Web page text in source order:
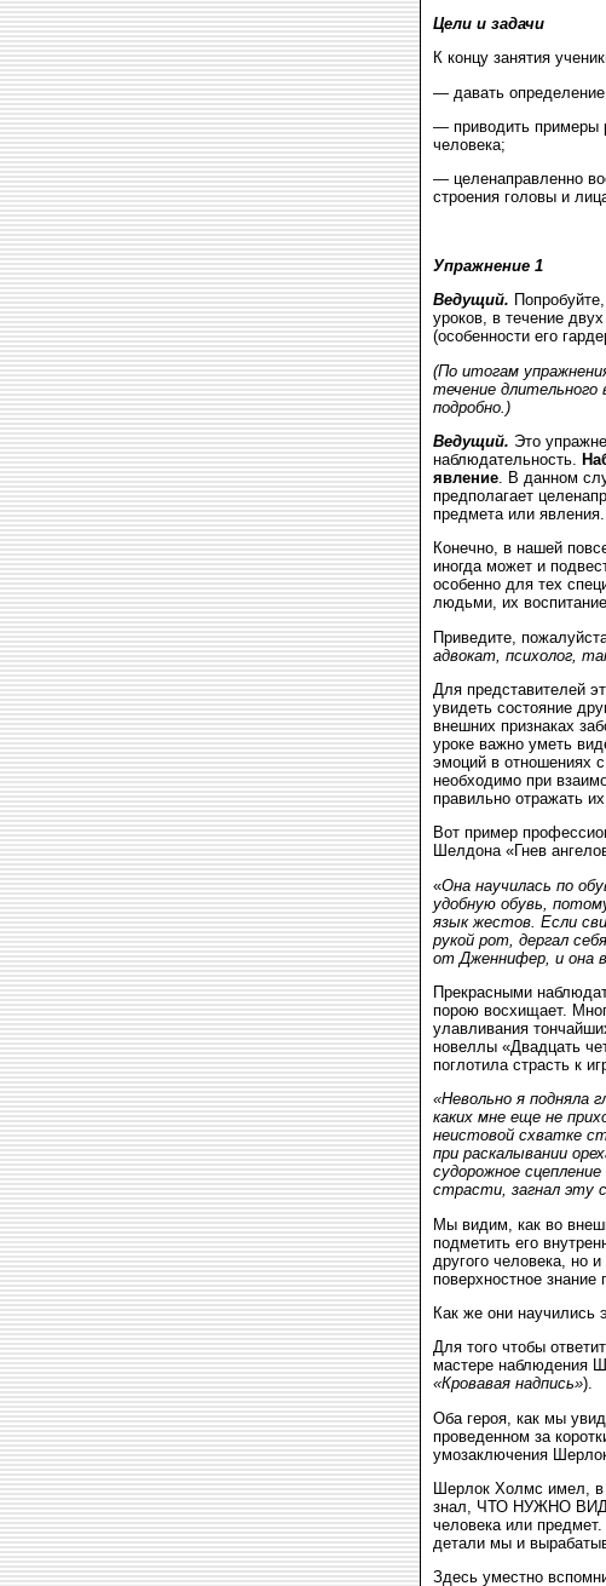
Цели и задачи
К концу занятия
— давать определение
— приводить примеры
человека;
— целенаправленно
строения головы и
Упражнение 1
Ведущий.
уроков, в течение
(особенности его
(По итогам
течение
подробно.)
Ведущий. Это
наблюдательность.
явление . В данном
предполагает
предмета или явления.
Конечно, в нашей
иногда может и
особенно для тех
людьми, их
Приведите,
адвокат, психолог,
Для представителей
увидеть состояние
внешних признаках
уроке важно уметь
эмоций в отношениях
необходимо при
правильно отражать
Вот пример
Шелдона «Гнев
«Она научилась по
удобную обувь,
язык жестов. Если
рукой рот, дергал
от Дженнифер, и она
Прекрасными
порою восхищает.
улавливания
новеллы «Двадцать
поглотила страсть к
«Невольно я подняла
каких мне еще не
неистовой схватке
при раскалывании
судорожное
страсти, загнал эту
Мы видим, как во
подметить его
другого человека, но
поверхностное знание
Как же они научились
Для того чтобы
мастере наблюдения
«Кровавая надпись»).
Оба героя, как мы
проведенном за
умозаключения
Шерлок Холмс имел, в
знал, ЧТО НУЖНО
человека или
детали мы и
Здесь уместно